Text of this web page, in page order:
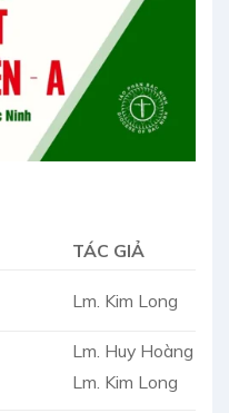
TÁC GIẢ
Lm. Kim Long
Lm. Huy Hoàng
Lm. Kim Long